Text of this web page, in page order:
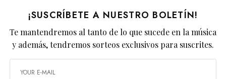
¡SUSCRÍBETE A NUESTRO BOLETÍN!
Te mantendremos al tanto de lo que sucede en la música
y además, tendremos sorteos exclusivos para suscrites.